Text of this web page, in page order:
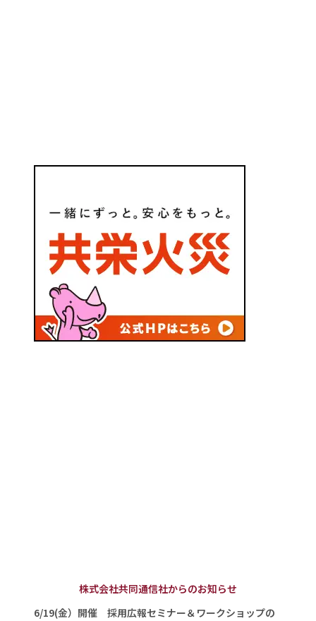
株式会社共同通信社からのお知らせ
6/19(金）開催 採用広報セミナー＆ワークショップの